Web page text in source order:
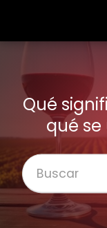
Qué
qué se